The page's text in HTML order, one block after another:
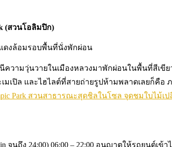
(สวนโอลิมปิก)
ามวุ่นวายในเมืองหลวงมาพักผ่อนในพื้นที่สีเขี
ปิล และไฮไลต์ที่สายถ่ายรูปห้ามพลาดเลยก็คือ
Park สวนสาธารณะสุดชิลในโซล จุดชมใบไม้เ
จนถึง 24:00) 06:00 – 22:00 อนุญาตให้รถยนต์เข้า